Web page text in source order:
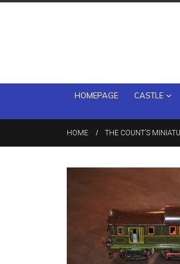
HOMEPAGE CASTLE
HOME THE COUNT’S